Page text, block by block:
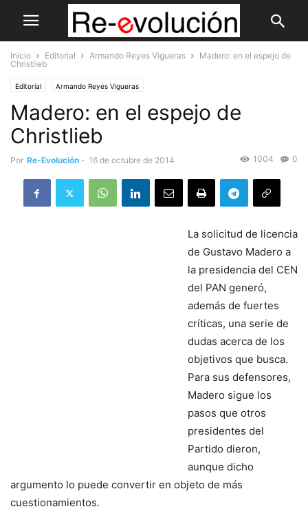
Inicio Editorial Armando Reyes Vigueras
Madero: en el espejo de
Christlieb
Editorial Armando Reyes Vigueras
Madero: en el espejo de
Christlieb
Por Re-Evolución - 16 de octubre de 2014 0
1004
La solicitud de licencia
de Gustavo Madero a
la presidencia del CEN
del PAN generó,
además de fuertes
críticas, una serie de
dudas acerca de los
objetivos que busca.
Para sus defensores,
Madero sigue los
pasos que otros
presidentes del
Partido dieron,
aunque dicho
argumento lo puede convertir en objeto de más
cuestionamientos.